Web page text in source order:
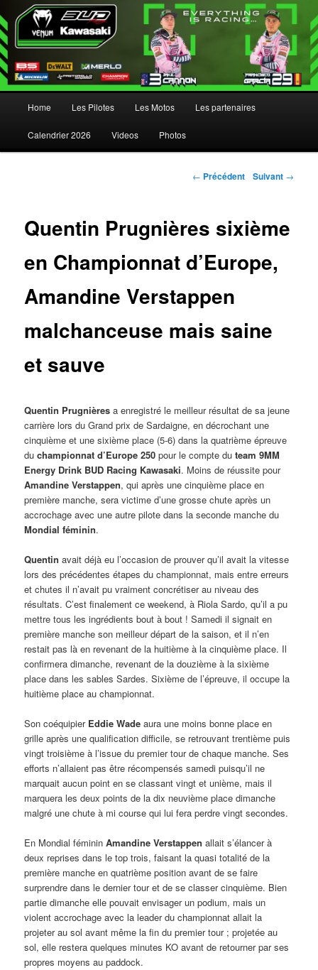
Aller au contenu principal
Aller au contenu secondaire
Home Les Pilotes Les Motos Les partenaires
Calendrier 2026 Videos Photos
Navigation des articles
← Précédent Suivant →
Quentin Prugnières sixième
en Championnat d’Europe,
Amandine Verstappen
malchanceuse mais saine
et sauve
Quentin Prugnières a enregistré le meilleur résultat de sa jeune
carrière lors du Grand prix de Sardaigne, en décrochant une
cinquième et une sixième place (5-6) dans la quatrième épreuve
duchampionnat d’Europe 250 pour le compte duteam 9MM
Energy Drink BUD Racing Kawasaki. Moins de réussite pour
Amandine Verstappen, qui après une cinquième place en
première manche, sera victime d’une grosse chute après un
accrochage avec une autre pilote dans la seconde manche du
Mondial féminin.
Quentinavait déjà eu l’occasion de prouver qu’il avait la vitesse
lors des précédentes étapes du championnat, mais entre erreurs
et chutes il n’avait pu vraiment concrétiser au niveau des
résultats. C’est finalement ce weekend, à Riola Sardo, qu’il a pu
mettre tous les ingrédients bout à bout ! Samedi il signait en
première manche son meilleur départ de la saison, et il n’en
restait pas là en revenant de la huitième à la cinquième place. Il
confirmera dimanche, revenant de la douzième à la sixième
place dans les sables Sardes. Sixième de l’épreuve, il occupe la
huitième place au championnat.
Son coéquipier Eddie Wade aura une moins bonne place en
grille après une qualification difficile, se retrouvant trentième puis
vingt troisième à l’issue du premier tour de chaque manche. Ses
efforts n’allaient pas être récompensés samedi puisqu’il ne
marquait aucun point en se classant vingt et unième, mais il
marquera les deux points de la dix neuvième place dimanche
malgré une chute à mi course qui lui fera perdre vingt secondes.
En Mondial fémininAmandine Verstappen allait s’élancer à
deux reprises dans le top trois, faisant la quasi totalité de la
première manche en quatrième position avant de se faire
surprendre dans le dernier tour et de se classer cinquième. Bien
partie dimanche elle pouvait envisager un podium, mais un
violent accrochage avec la leader du championnat allait la
projeter au sol avant même la fin du premier tour ; projetée au
sol, elle restera quelques minutes KO avant de retourner par ses
propres moyens au paddock.